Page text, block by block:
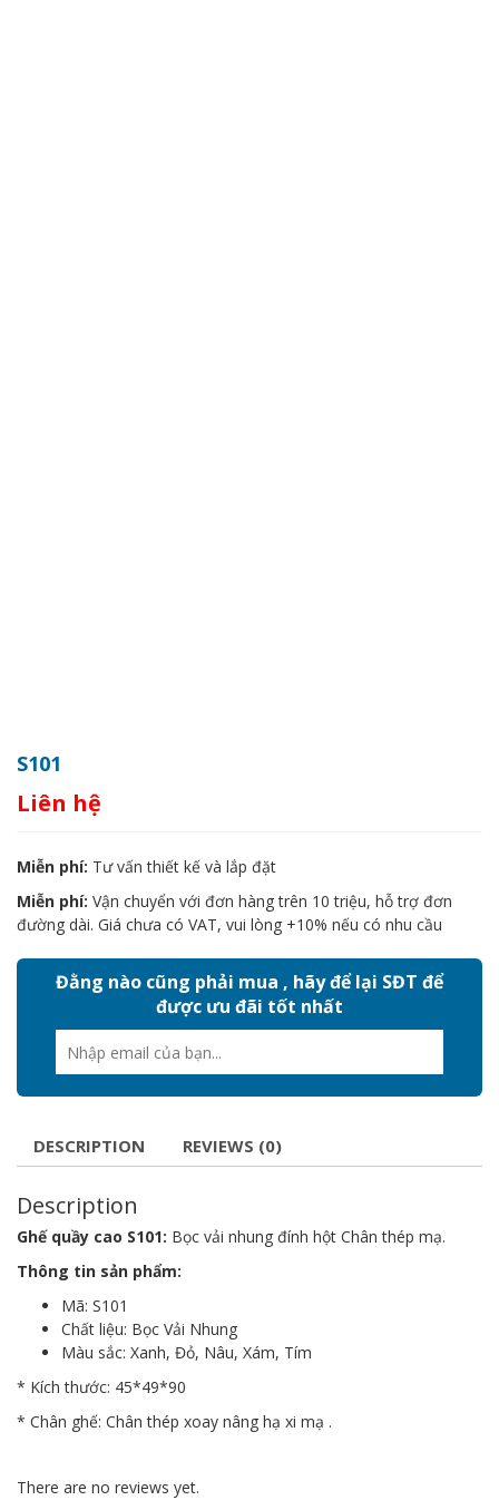
S101
Liên hệ
Miễn phí: Tư vấn thiết kế và lắp đặt
Miễn phí: Vận chuyển với đơn hàng trên 10 triệu, hỗ trợ đơn
đường dài. Giá chưa có VAT, vui lòng +10% nếu có nhu cầu
Đằng nào cũng phải mua , hãy để lại SĐT để
được ưu đãi tốt nhất
DESCRIPTION REVIEWS (0)
Description
Ghế quầy cao S101: Bọc vải nhung đính hột Chân thép mạ.
Thông tin sản phẩm:
Mã: S101
Chất liệu: Bọc Vải Nhung
Màu sắc: Xanh, Đỏ, Nâu, Xám, Tím
* Kích thước: 45*49*90
* Chân ghế: Chân thép xoay nâng hạ xi mạ .
There are no reviews yet.